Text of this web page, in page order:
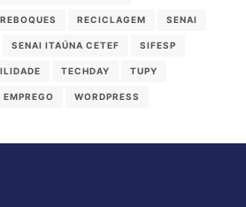
RECICLAGEM SENAI
SENAI ITAÚNA CETEF SIFESP
TECHDAY TUPY
EMPREGO WORDPRESS